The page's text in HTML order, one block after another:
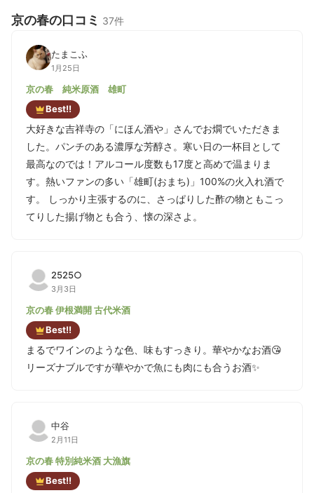
京の春の口コミ 37件
たまこふ
1月25日
京の春 純米原酒 雄町
Best!!
大好きな吉祥寺の「にほん酒や」さんでお燗でいただきま
した。パンチのある濃厚な芳醇さ。寒い日の一杯目として
最高なのでは！アルコール度数も17度と高めで温まりま
す。熱いファンの多い「雄町(おまち)」100%の火入れ酒で
す。 しっかり主張するのに、さっぱりした酢の物ともこっ
てりした揚げ物とも合う、懐の深さよ。
2525○
3月3日
京の春 伊根満開 古代米酒
Best!!
まるでワインのような色、味もすっきり。華やかなお酒😘
リーズナブルですが華やかで魚にも肉にも合うお酒✨
中谷
2月11日
京の春 特別純米酒 大漁旗
Best!!